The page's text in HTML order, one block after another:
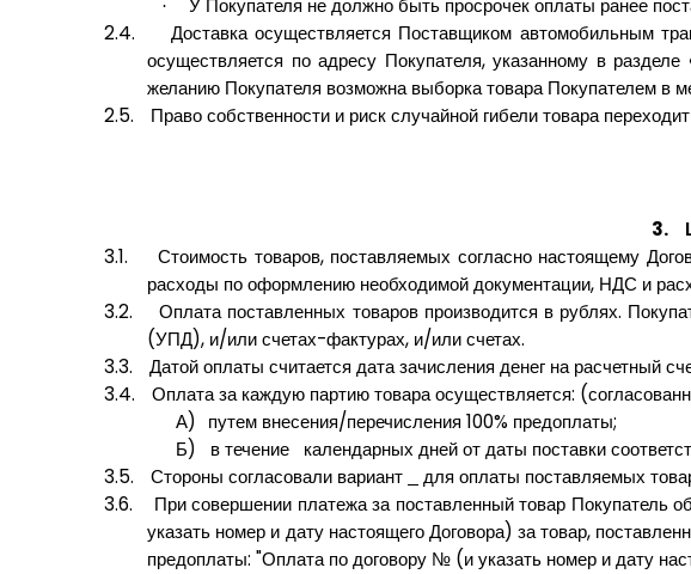
·
У Покупателя не должно быть просрочек оплаты ранее
2.4.
Доставка осуществляется Поставщиком автомобильным
осуществляется по адресу Покупателя, указанному в
желанию Покупателя возможна выборка товара Покупателем в
2.5.
Право собственности и риск случайной гибели товара
3.
3.1.
Стоимость товаров, поставляемых согласно настоящему
расходы по оформлению необходимой документации, НДС и
3.2.
Оплата поставленных товаров производится в рублях.
(УПД), и/или счетах-фактурах, и/или счетах.
3.3.
Датой оплаты считается дата зачисления денег на расчетный
3.4.
Оплата за каждую партию товара осуществляется:
А)
путем внесения/перечисления 100% предоплаты;
Б)
в течение календарных дней от даты поставки
3.5.
Стороны согласовали вариант
для оплаты поставляемых
3.6.
При совершении платежа за поставленный товар Покупатель
указать номер и дату настоящего Договора) за товар,
предоплаты: "Оплата по договору № (и указать номер и дату